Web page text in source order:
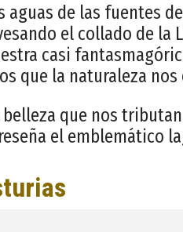
aguas de las fuentes
el collado de la
casi
que la naturaleza nos
que nos
el emblemático